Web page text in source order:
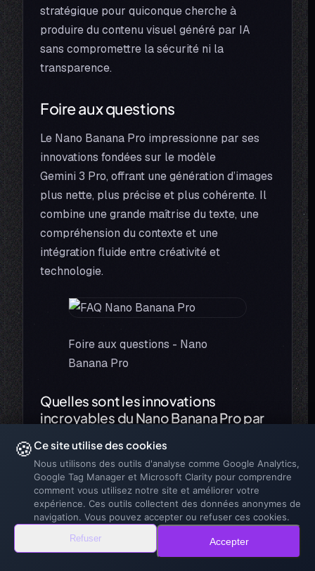
stratégique pour quiconque cherche à
produire du contenu visuel généré par IA
sans compromettre la sécurité ni la
transparence.
Foire aux questions
Le Nano Banana Pro impressionne par ses
innovations fondées sur le modèle
Gemini 3 Pro, offrant une génération d’images
plus nette, plus précise et plus cohérente. Il
combine une grande maîtrise du texte, une
compréhension du contexte et une
intégration fluide entre créativité et
technologie.
Foire aux questions - Nano
Banana Pro
Quelles sont les innovations
incroyables du Nano Banana Pro par
Le Nano Banana Pro améliore la fidélité
visuelle et la justesse du texte intégré dans
les images. Il permet de créer des designs
avec des caractères mieux rendus et lisibles,
même en plusieurs langues.
🍪Ce site utilise des cookies
Nous utilisons des outils d'analyse comme Google Analytics,
Google Tag Manager et Microsoft Clarity pour comprendre
comment vous utilisez notre site et améliorer votre
expérience. Ces outils collectent des données anonymes de
navigation. Vous pouvez accepter ou refuser ces cookies.
Refuser Accepter